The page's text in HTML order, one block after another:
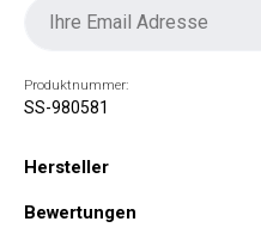
Produktnummer:
SS-980581
Hersteller
Bewertungen